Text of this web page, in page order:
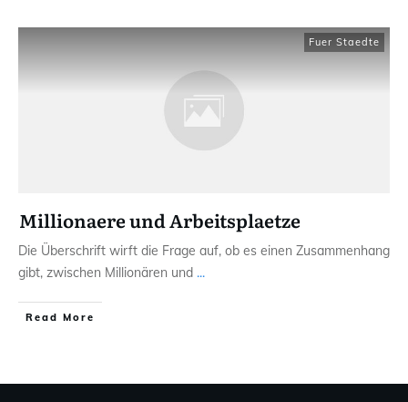
Fuer Staedte
Millionaere und Arbeitsplaetze
Die Überschrift wirft die Frage auf, ob es einen Zusammenhang
gibt, zwischen Millionären und ...
Read More